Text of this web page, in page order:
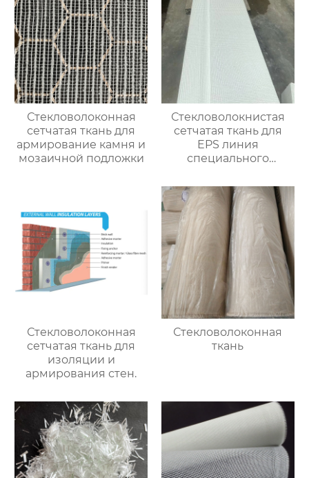
Стекловолоконная
сетчатая ткань для
армирование камня и
мозаичной подложки
Стекловолокнистая
сетчатая ткань для
EPS линия
специального
Стекловолоконная
сетчатая ткань для
изоляции и
армирования стен.
Стекловолоконная
ткань